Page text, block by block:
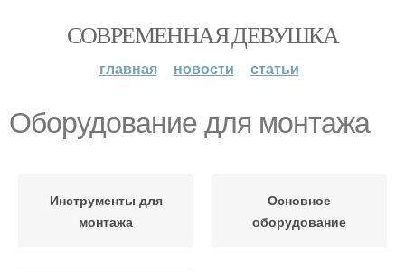
СОВРЕМЕННАЯ ДЕВУШКА
главная новости статьи
Оборудование для монтажа
Инструменты для
монтажа
Основное
оборудование